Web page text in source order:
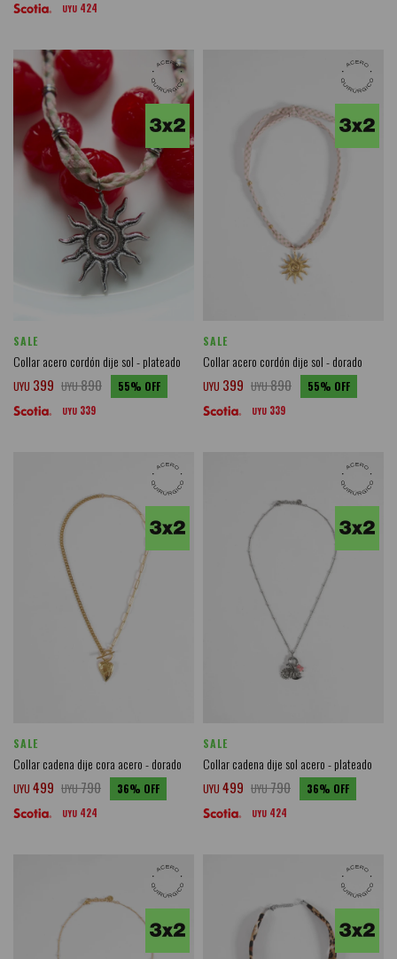
UYU 424
SALE
Collar acero cordón dije sol - plateado
UYU 399 UYU890 55
UYU 339
SALE
Collar acero cordón dije sol - dorado
UYU 399 UYU890 55
UYU 339
SALE
Collar cadena dije cora acero - dorado
UYU 499 UYU790 36
UYU 424
SALE
Collar cadena dije sol acero - plateado
UYU 499 UYU790 36
UYU 424